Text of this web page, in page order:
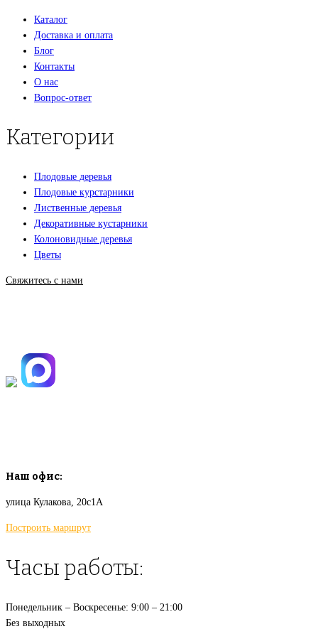
Каталог
Доставка и оплата
Блог
Контакты
О нас
Вопрос-ответ
Категории
Плодовые деревья
Плодовые курстарники
Лиственные деревья
Декоративные кустарники
Колоновидные деревья
Цветы
Свяжитесь с нами
Наш офис:
улица Кулакова, 20с1А
Построить маршрут
Часы работы:
Понедельник – Воскресенье: 9:00 – 21:00
Без выходных